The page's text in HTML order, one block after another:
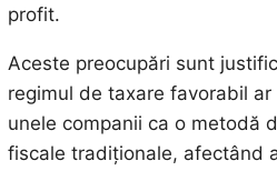
profit.
Aceste preocupări sunt
regimul de taxare favorabil
unele companii ca o metodă
fiscale tradiționale, afectând